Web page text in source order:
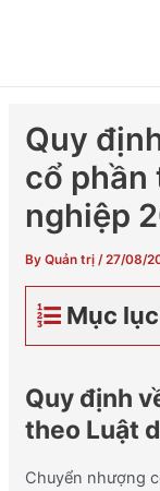
Quy
cổ phần
nghiệp
By Quản trị /27/08/
Mục lục
Quy định
theo Luật
Chuyển nhượng